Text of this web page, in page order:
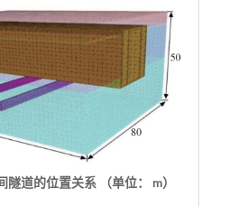
隧道的位置关系 （单位： m）